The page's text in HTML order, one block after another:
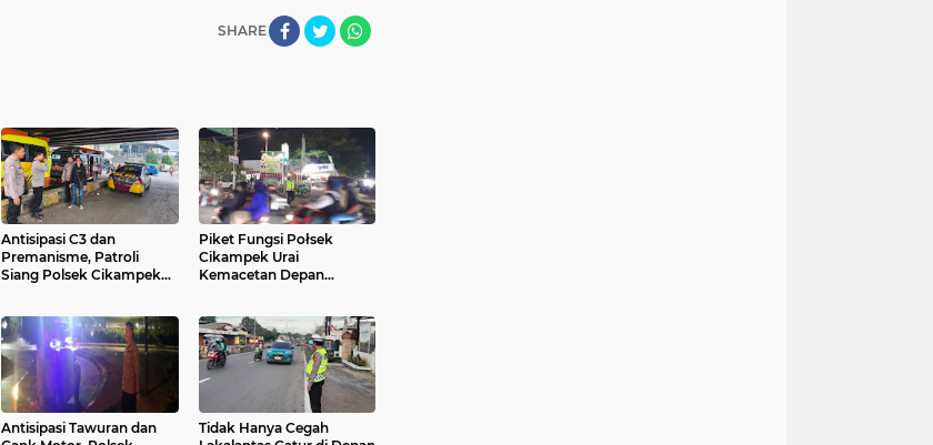
SHARE
Antisipasi C3 dan
Premanisme, Patroli
Siang Polsek Cikampek
Over Cikampek
Piket Fungsi Połsek
Cikampek Urai
Kemacetan Depan
Antisipasi Tawuran dan
Tidak Hanya Cegah